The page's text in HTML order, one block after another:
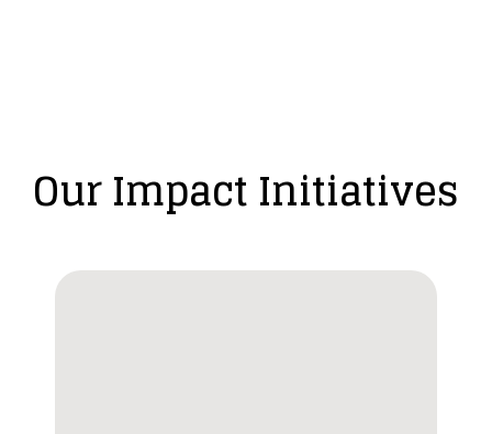
Our Impact Initiatives